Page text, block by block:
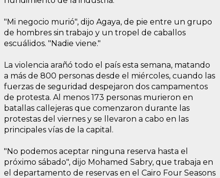
"Mi negocio murió", dijo Agaya, de pie entre un grupo
de hombres sin trabajo y un tropel de caballos
escuálidos. "Nadie viene."
La violencia arañó todo el país esta semana, matando
a más de 800 personas desde el miércoles, cuando las
fuerzas de seguridad despejaron dos campamentos
de protesta. Al menos 173 personas murieron en
batallas callejeras que comenzaron durante las
protestas del viernes y se llevaron a cabo en las
principales vías de la capital.
"No podemos aceptar ninguna reserva hasta el
próximo sábado", dijo Mohamed Sabry, que trabaja en
el departamento de reservas en el Cairo Four Seasons